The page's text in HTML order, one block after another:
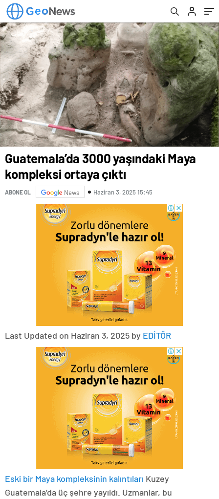
Guatemala’da 3000 yaşındaki Maya
kompleksi ortaya çıktı
ABONE OL News Haziran 3, 2025 15:45
Last Updated on Haziran 3, 2025 by EDİTÖR
Eski bir Maya kompleksinin kalıntıları Kuzey
Guatemala’da üç şehre yayıldı. Uzmanlar, bu